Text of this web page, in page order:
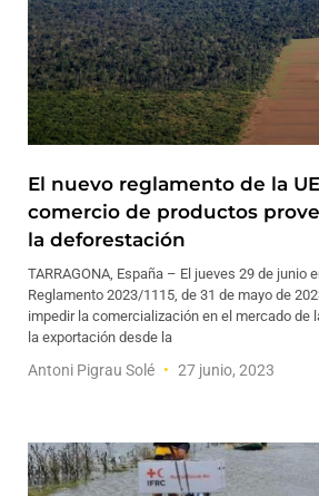
El nuevo reglamento de la
comercio de productos
la deforestación
TARRAGONA, España – El jueves 29 de junio
Reglamento 2023/1115, de 31 de mayo de
impedir la comercialización en el mercado de
la exportación desde la
Antoni Pigrau Solé 27 junio, 2023